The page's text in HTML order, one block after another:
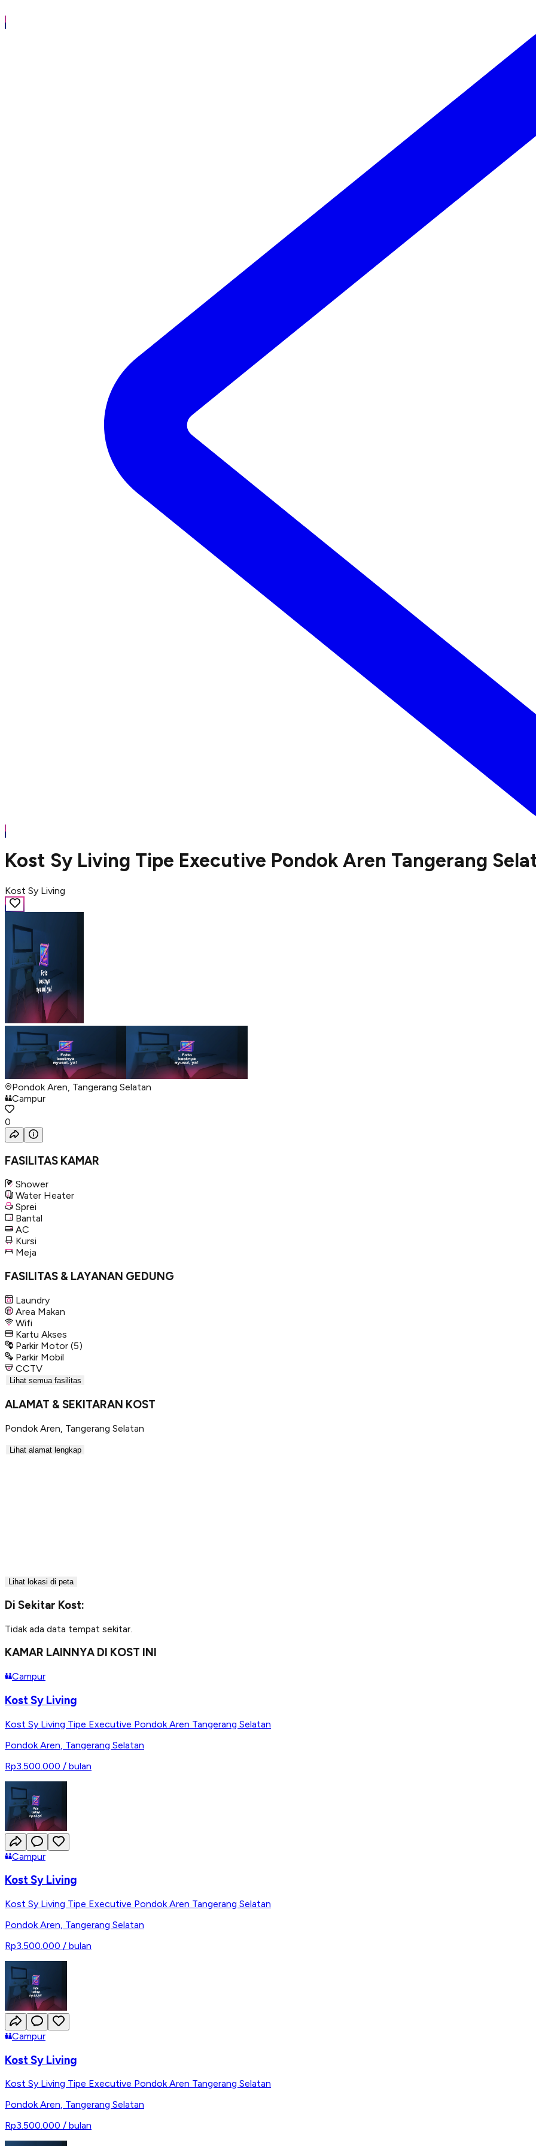
Kost Sy Living Tipe Executive Pondok Aren Tangerang
Kost Sy Living
Pondok Aren, Tangerang Selatan
Campur
0
FASILITAS KAMAR
Shower
Water Heater
Sprei
Bantal
AC
Kursi
Meja
FASILITAS & LAYANAN GEDUNG
Laundry
Area Makan
Wifi
Kartu Akses
Parkir Motor (5)
Parkir Mobil
CCTV
Lihat semua fasilitas
ALAMAT & SEKITARAN KOST
Pondok Aren Tangerang Selatan
Lihat alamat lengkap
Lihat lokasi di peta
Di Sekitar Kost:
Tidak ada data tempat sekitar.
KAMAR LAINNYA DI KOST INI
Campur
Kost Sy Living
Kost Sy Living Tipe Executive Pondok Aren Tangerang Selatan
Pondok Aren Tangerang Selatan
Rp3.500.000 / bulan
Campur
Kost Sy Living
Kost Sy Living Tipe Executive Pondok Aren Tangerang Selatan
Pondok Aren, Tangerang Selatan
Rp3.500.000 / bulan
Campur
Kost Sy Living
Kost Sy Living Tipe Executive Pondok Aren Tangerang Selatan
Pondok Aren, Tangerang Selatan
Rp3.500.000 / bulan